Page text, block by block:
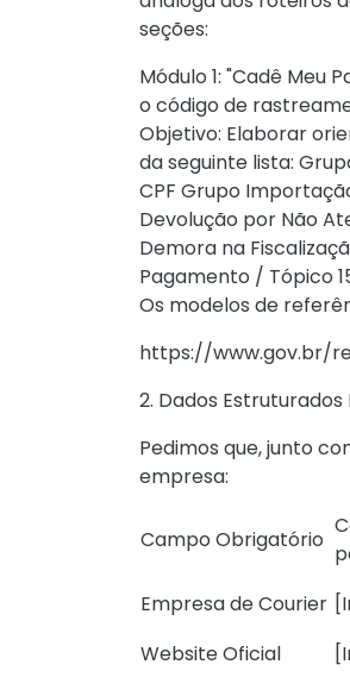
seções:
Módulo 1: "Cadê
o código de
Objetivo: Elaborar
da seguinte lista:
CPF Grupo
Devolução por Não
Demora na
Pagamento / Tópico
Os modelos de
https://www.gov.br/
2. Dados
Pedimos que, junto
empresa:
Campo Obrigatório
Empresa de Courier
Website Oficial